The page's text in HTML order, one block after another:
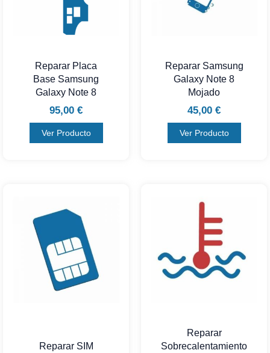
Reparar Placa
Base Samsung
Galaxy Note 8
95,00 €
Ver Producto
Reparar Samsung
Galaxy Note 8
Mojado
45,00 €
Ver Producto
Reparar SIM
Reparar
Sobrecalentamiento